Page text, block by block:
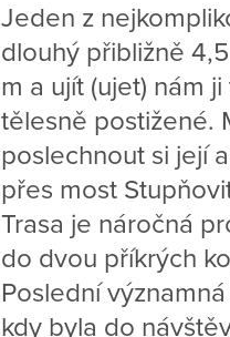
Jeden z
dlouhý přibližně
m a ujít (ujet) nám
tělesně postižené.
poslechnout si její
přes most
Trasa je náročná
do dvou příkrých
Poslední
kdy byla do